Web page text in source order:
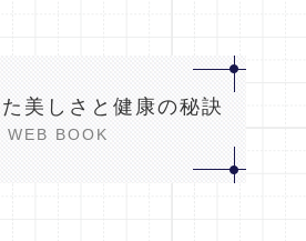
美しさと健康の秘訣
WEB BOOK